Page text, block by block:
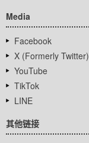
Media
Facebook
X (Formerly Twitter)
YouTube
TikTok
LINE
其他链接